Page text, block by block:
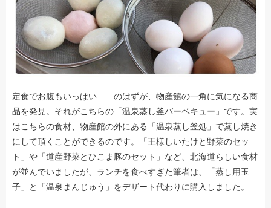
定食でお腹もいっぱい……のはずが、物産館の一角に気になる商
品を発見。それがこちらの「温泉蒸し釜バーベキュー」です。実
はこちらの食材、物産館の外にある「温泉蒸し釜処」で蒸し焼き
にして頂くことができるのです。「王様しいたけと野菜のセッ
ト」や「道産野菜とひこま豚のセット」など、北海道らしい食材
が並んでいましたが、ランチを食べすぎた筆者は、「蒸し用玉
子」と「温泉まんじゅう」をデザート代わりに購入しました。